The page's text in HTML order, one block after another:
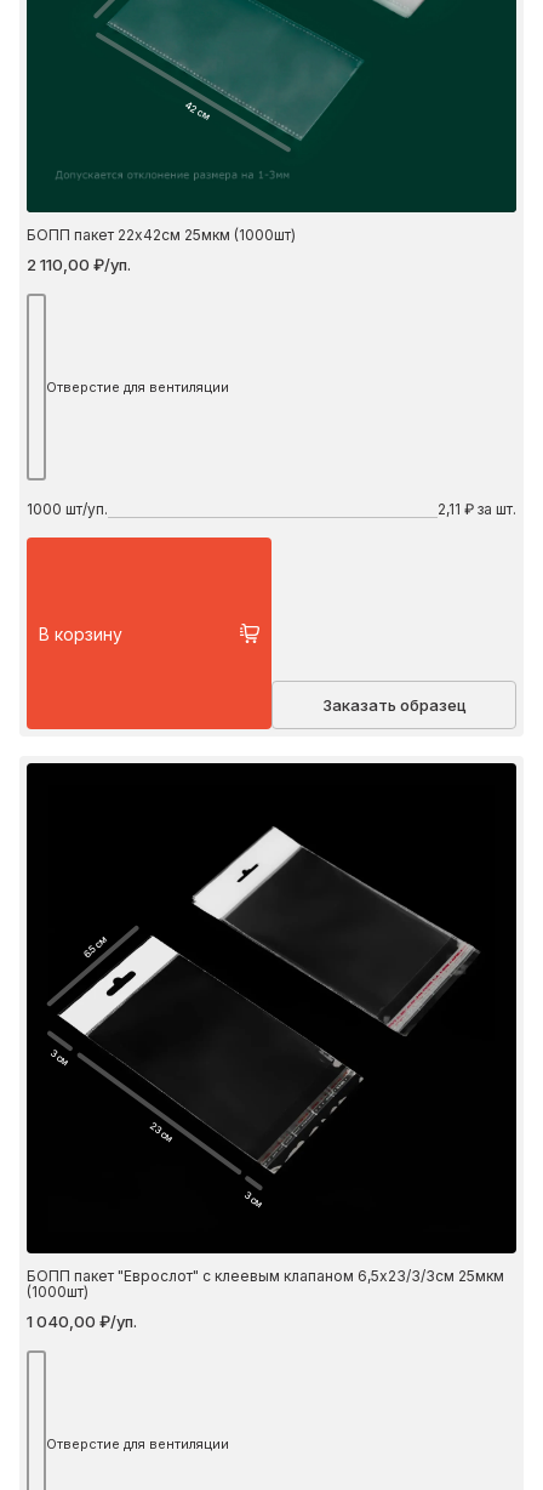
42 см
БОПП пакет 22х42см 25мкм (1000шт)
2 110,00 ₽/уп.
Отверстие для вентиляции
1000 шт/уп. 2,11 ₽ за шт.
В корзину
Заказать образец
6.5 см
23 см
3 см
3 см
БОПП пакет "Еврослот" с клеевым клапаном 6,5х23/3/3см 25мкм
(1000шт)
1 040,00 ₽/уп.
Отверстие для вентиляции